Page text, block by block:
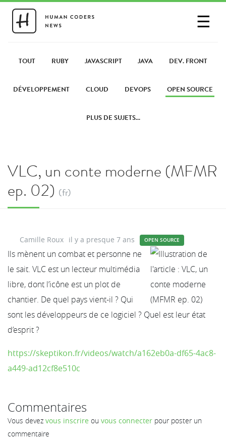
☰
PARTAGER UN LIEN
TOUT RUBY JAVASCRIPT JAVA DEV. FRONT
DÉVELOPPEMENT CLOUD DEVOPS OPEN SOURCE
PLUS DE SUJETS...
VLC, un conte moderne (MFMR
ep. 02) (fr)
Camille Roux il y a presque 7 ans OPEN SOURCE
Ils mènent un combat et personne ne
le sait. VLC est un lecteur multimédia
libre, dont l’icône est un plot de
chantier. De quel pays vient-il ? Qui
sont les développeurs de ce logiciel ? Quel est leur état
d’esprit ?
https://skeptikon.fr/videos/watch/a162eb0a-df65-4ac8-
a449-ad12cf8e510c
Commentaires
Vous devez vous inscrire ou vous connecter pour poster un
commentaire